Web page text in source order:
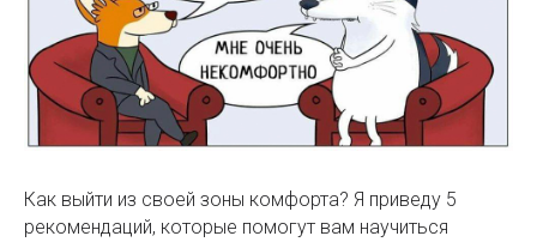
Как выйти из своей зоны комфорта? Я приведу 5
рекомендаций, которые помогут вам научиться